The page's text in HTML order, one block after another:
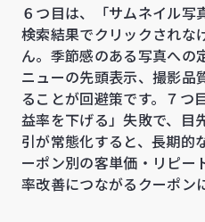
６つ目は、「サムネイル写
検索結果でクリックされな
ん。季節感のある写真への
ニューの先頭表示、撮影品
ることが回避策です。７つ
益率を下げる」失敗で、目
引が常態化すると、長期的
ーポン別の客単価・リピー
率改善につながるクーポン